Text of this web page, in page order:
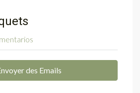
des Emails